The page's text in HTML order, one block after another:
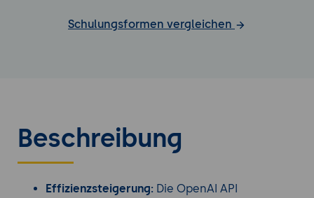
Schulungsformen vergleichen
Beschreibung
Effizienzsteigerung: Die OpenAI API